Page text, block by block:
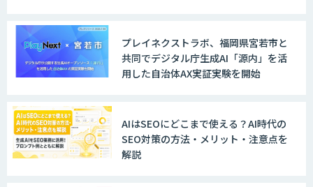
プレイネクストラボ、福岡県宮若市と
共同でデジタル庁生成AI「源内」を活
用した自治体AX実証実験を開始
AIはSEOにどこまで使える？AI時代の
SEO対策の方法・メリット・注意点を
解説